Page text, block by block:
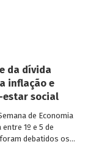
últimos 40 anos,
da dívida
inflação e
estar social
de Economia
1º e 5 de
debatidos os
últimos 40 anos,